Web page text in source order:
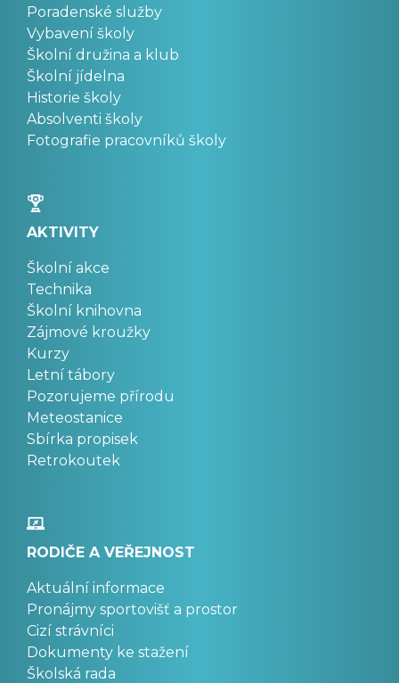
Poradenské služby
Vybavení školy
Školní družina a klub
Školní jídelna
Historie školy
Absolventi školy
Fotografie pracovníků školy
AKTIVITY
Školní akce
Technika
Školní knihovna
Zájmové kroužky
Kurzy
Letní tábory
Pozorujeme přírodu
Meteostanice
Sbírka propisek
Retrokoutek
RODIČE A VEŘEJNOST
Aktuální informace
Pronájmy sportovišť a prostor
Cizí strávníci
Dokumenty ke stažení
Školská rada